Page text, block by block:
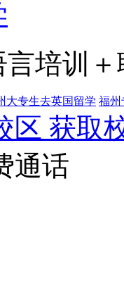
培训
大专生去英国留学 福州
区 获取
通话